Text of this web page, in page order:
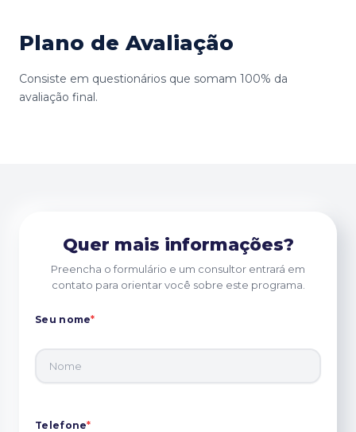
Plano de Avaliação
Consiste em questionários que somam 100% da
avaliação final.
Quer mais informações?
Preencha o formulário e um consultor entrará em
contato para orientar você sobre este programa.
Seu nome*
Telefone*